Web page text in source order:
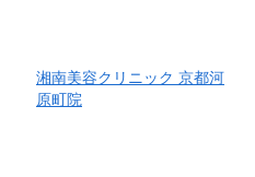
湘南美容クリニック 京都河
原町院